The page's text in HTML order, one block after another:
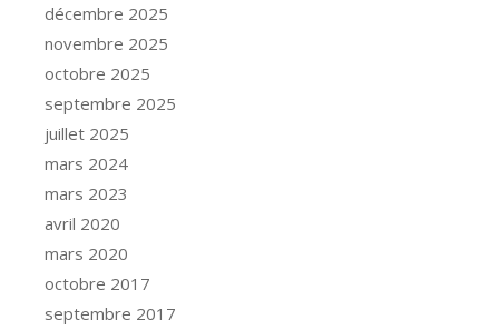
décembre 2025
novembre 2025
octobre 2025
septembre 2025
juillet 2025
mars 2024
mars 2023
avril 2020
mars 2020
octobre 2017
septembre 2017